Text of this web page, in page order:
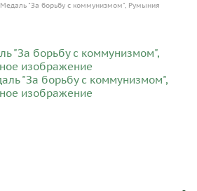
Медаль "За борьбу с коммунизмом", Румыния